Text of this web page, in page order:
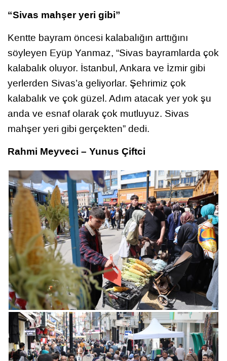
“Sivas mahşer yeri gibi”
Kentte bayram öncesi kalabalığın arttığını
söyleyen Eyüp Yanmaz, “Sivas bayramlarda çok
kalabalık oluyor. İstanbul, Ankara ve İzmir gibi
yerlerden Sivas’a geliyorlar. Şehrimiz çok
kalabalık ve çok güzel. Adım atacak yer yok şu
anda ve esnaf olarak çok mutluyuz. Sivas
mahşer yeri gibi gerçekten” dedi.
Rahmi Meyveci – Yunus Çiftci